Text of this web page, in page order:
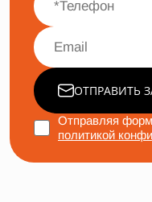
ОТПРАВИТЬ
Отправляя
политикой